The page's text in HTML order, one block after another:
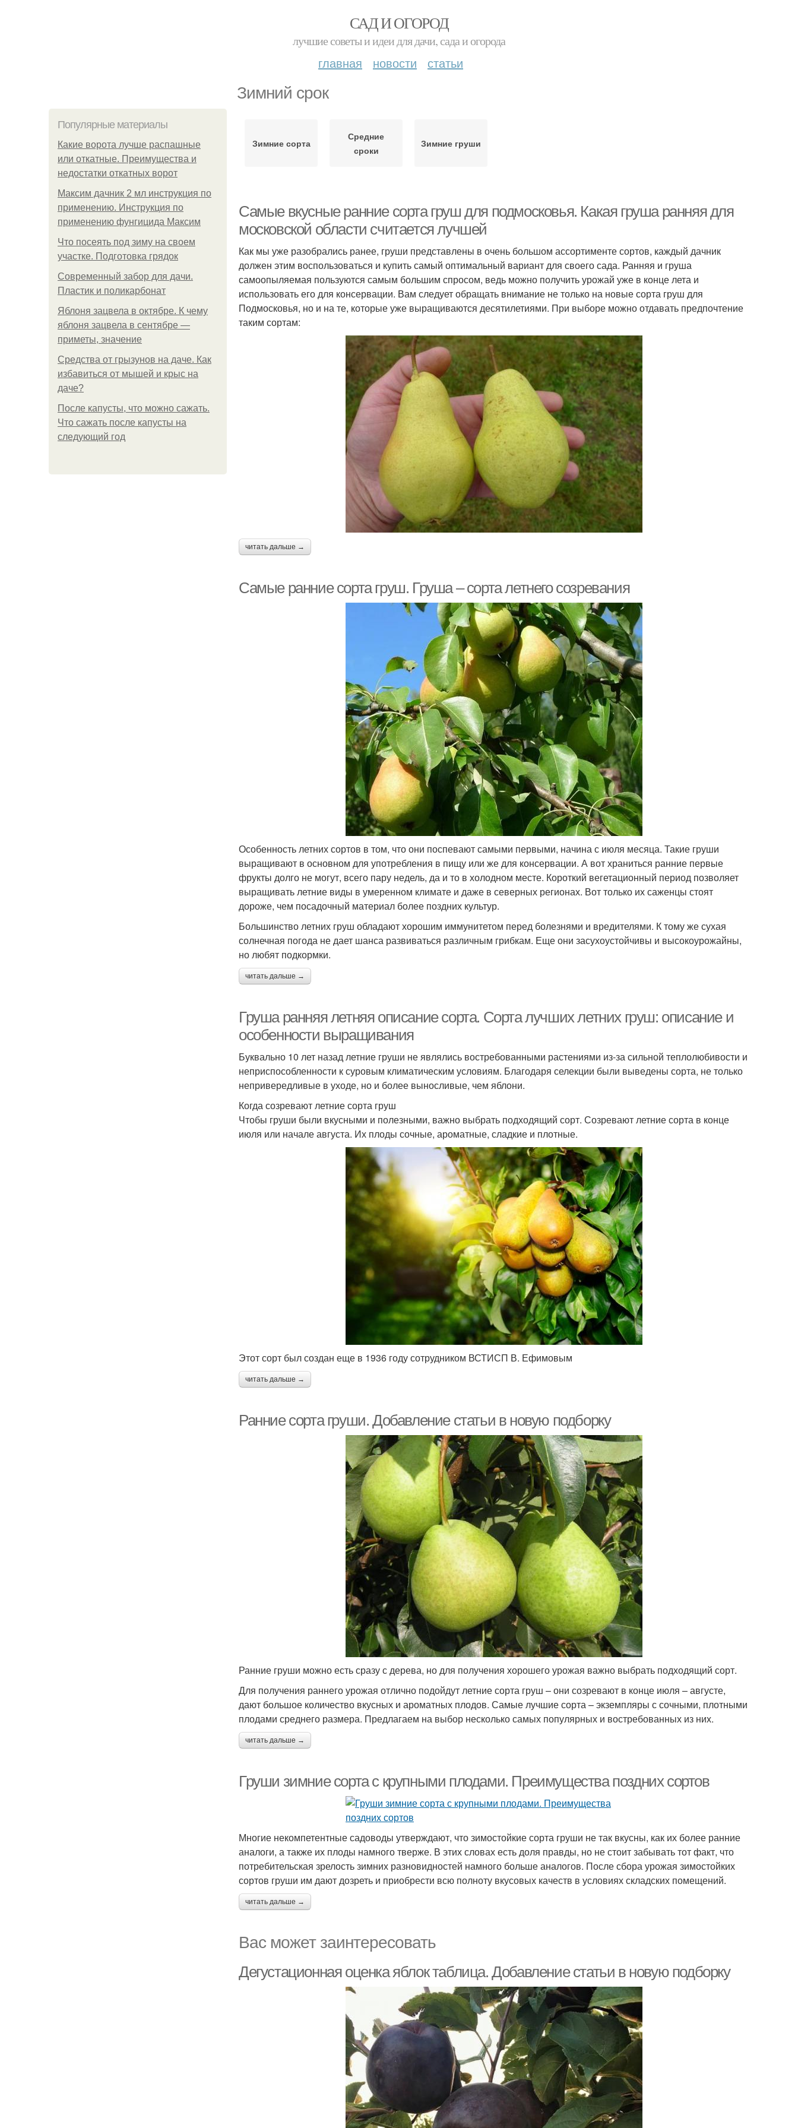
САД И ОГОРОД
лучшие советы и идеи для дачи, сада и огорода
главная новости статьи
Зимний срок
Популярные материалы
Какие ворота лучше распашные
или откатные. Преимущества и
недостатки откатных ворот
Максим дачник 2 мл инструкция по
применению. Инструкция по
применению фунгицида Максим
Что посеять под зиму на своем
участке. Подготовка грядок
Современный забор для дачи.
Пластик и поликарбонат
Яблоня зацвела в октябре. К чему
яблоня зацвела в сентябре —
приметы, значение
Средства от грызунов на даче. Как
избавиться от мышей и крыс на
даче?
После капусты, что можно сажать.
Что сажать после капусты на
следующий год
Зимние сорта
Средние
сроки
Зимние груши
Самые вкусные ранние сорта груш для подмосковья. Какая груша ранняя для
московской области считается лучшей
Как мы уже разобрались ранее, груши представлены в очень большом ассортименте сортов, каждый дачник
должен этим воспользоваться и купить самый оптимальный вариант для своего сада. Ранняя и груша
самоопыляемая пользуются самым большим спросом, ведь можно получить урожай уже в конце лета и
использовать его для консервации. Вам следует обращать внимание не только на новые сорта груш для
Подмосковья, но и на те, которые уже выращиваются десятилетиями. При выборе можно отдавать предпочтение
таким сортам:
читать дальше →
Самые ранние сорта груш. Груша – сорта летнего созревания
Особенность летних сортов в том, что они поспевают самыми первыми, начина с июля месяца. Такие груши
выращивают в основном для употребления в пищу или же для консервации. А вот храниться ранние первые
фрукты долго не могут, всего пару недель, да и то в холодном месте. Короткий вегетационный период позволяет
выращивать летние виды в умеренном климате и даже в северных регионах. Вот только их саженцы стоят
дороже, чем посадочный материал более поздних культур.
Большинство летних груш обладают хорошим иммунитетом перед болезнями и вредителями. К тому же сухая
солнечная погода не дает шанса развиваться различным грибкам. Еще они засухоустойчивы и высокоурожайны,
но любят подкормки.
читать дальше →
Груша ранняя летняя описание сорта. Сорта лучших летних груш: описание и
особенности выращивания
Буквально 10 лет назад летние груши не являлись востребованными растениями из-за сильной теплолюбивости и
неприспособленности к суровым климатическим условиям. Благодаря селекции были выведены сорта, не только
непривередливые в уходе, но и более выносливые, чем яблони.
Когда созревают летние сорта груш
Чтобы груши были вкусными и полезными, важно выбрать подходящий сорт. Созревают летние сорта в конце
июля или начале августа. Их плоды сочные, ароматные, сладкие и плотные.
Этот сорт был создан еще в 1936 году сотрудником ВСТИСП В. Ефимовым
читать дальше →
Ранние сорта груши. Добавление статьи в новую подборку
Ранние груши можно есть сразу с дерева, но для получения хорошего урожая важно выбрать подходящий сорт.
Для получения раннего урожая отлично подойдут летние сорта груш – они созревают в конце июля – августе,
дают большое количество вкусных и ароматных плодов. Самые лучшие сорта – экземпляры с сочными, плотными
плодами среднего размера. Предлагаем на выбор несколько самых популярных и востребованных из них.
читать дальше →
Груши зимние сорта с крупными плодами. Преимущества поздних сортов
Многие некомпетентные садоводы утверждают, что зимостойкие сорта груши не так вкусны, как их более ранние
аналоги, а также их плоды намного тверже. В этих словах есть доля правды, но не стоит забывать тот факт, что
потребительская зрелость зимних разновидностей намного больше аналогов. После сбора урожая зимостойких
сортов груши им дают дозреть и приобрести всю полноту вкусовых качеств в условиях складских помещений.
читать дальше →
Вас может заинтересовать
Дегустационная оценка яблок таблица. Добавление статьи в новую подборку